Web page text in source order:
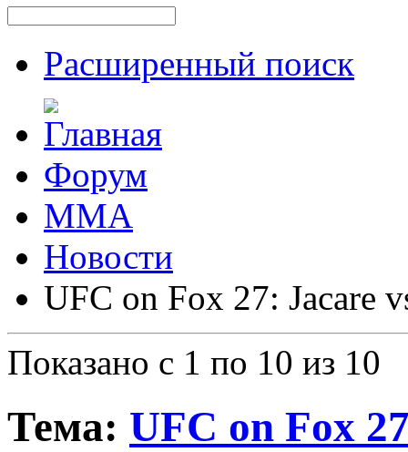
Расширенный поиск
Форум
ММА
Новости
UFC on Fox 27: Jacare
Показано с 1 по 10 из 10
Тема: UFC on Fox